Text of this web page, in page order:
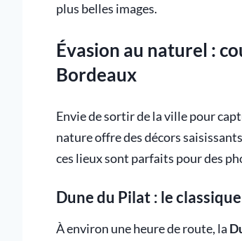
plus belles images.
Évasion au naturel :
Bordeaux
Envie de sortir de la ville pour
nature offre des décors
ces lieux sont parfaits pour des
Dune du Pilat : le
À environ une heure de route, la